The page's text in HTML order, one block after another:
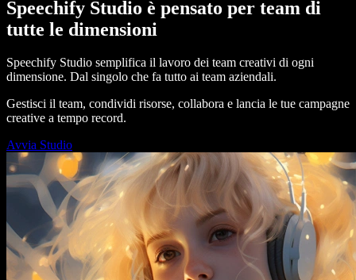
Speechify Studio è pensato per team di
tutte le dimensioni
Speechify Studio semplifica il lavoro dei team creativi di ogni
dimensione. Dal singolo che fa tutto ai team aziendali.
Gestisci il team, condividi risorse, collabora e lancia le tue campagne
creative a tempo record.
Avvia Studio